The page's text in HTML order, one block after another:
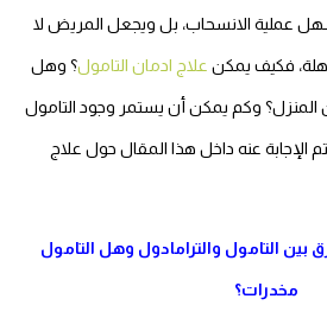
عملية الانسحاب، بل ويجعل المريض لا
فكيف يمكن علاج ادمان التامول؟ وهل
المنزل؟ وكم يمكن أن يستمر وجود التامول
الإجابة عنه داخل هذا المقال حول علاج
بين التامول والترامادول وهل التامول
مخدرات؟